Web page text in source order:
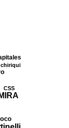
chiriqui
CSS